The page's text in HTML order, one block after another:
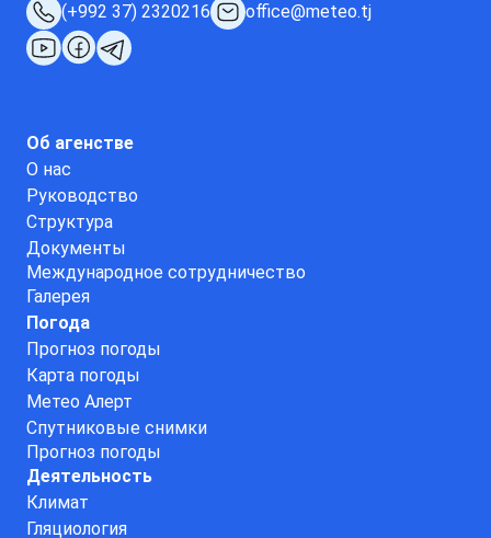
(+992 37) 2320216 office@meteo.tj
Об агенстве
О нас
Руководство
Структура
Документы
Международное сотрудничество
Галерея
Погода
Прогноз погоды
Карта погоды
Метео Алерт
Спутниковые снимки
Прогноз погоды
Деятельность
Климат
Гляциология